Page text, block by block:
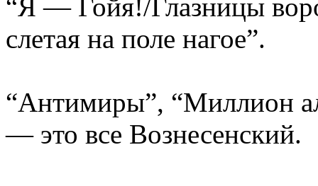
“Я — Гойя!/Глазницы
слетая на поле нагое”.
“Антимиры”, “Миллион
— это все Вознесенский.